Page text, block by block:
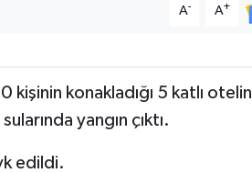
A- A+
konakladığı 5 katlı otelin
yangın çıktı.
edildi.